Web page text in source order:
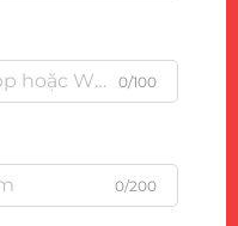
0/100
0/200